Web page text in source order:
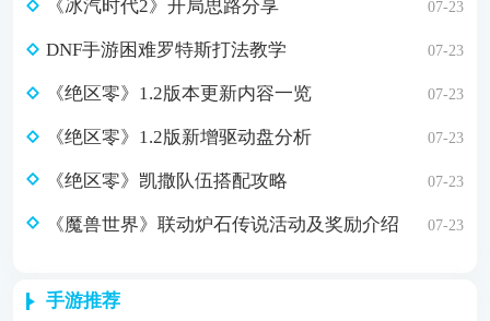
《冰汽时代2》开局思路分享 07-23
DNF手游困难罗特斯打法教学 07-23
《绝区零》1.2版本更新内容一览 07-23
《绝区零》1.2版新增驱动盘分析 07-23
《绝区零》凯撒队伍搭配攻略 07-23
《魔兽世界》联动炉石传说活动及奖励介绍 07-23
手游推荐